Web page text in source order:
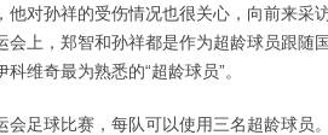
他对孙祥的受伤情况也很关心，向前来采
上，郑智和孙祥都是作为超龄球员跟随
维奇最为熟悉的“超龄球员”。
足球比赛，每队可以使用三名超龄球员